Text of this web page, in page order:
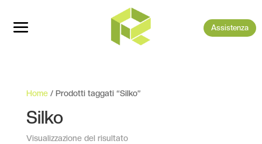
Assistenza
Home/ Prodotti taggati “Silko”
Silko
Visualizzazione del risultato